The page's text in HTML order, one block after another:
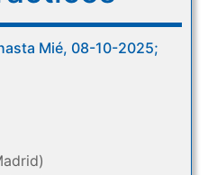
Mié, 08-10-2025;